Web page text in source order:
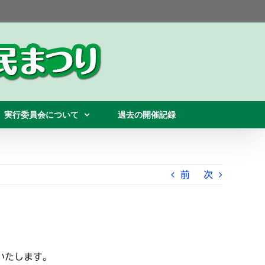
実行委員会について 過去の開催記録
前 次
します。